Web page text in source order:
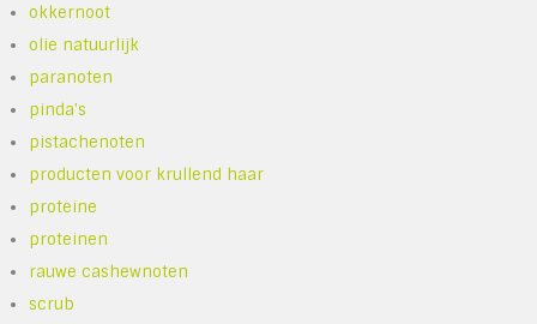
okkernoot
olie natuurlijk
paranoten
pinda's
pistachenoten
producten voor krullend haar
proteine
proteinen
rauwe cashewnoten
scrub